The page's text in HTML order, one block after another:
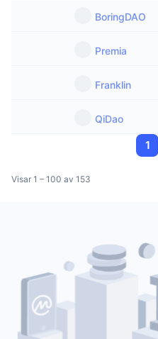
BoringDAO
Premia
Franklin
QiDao
1
Visar 1 – 100 av 153